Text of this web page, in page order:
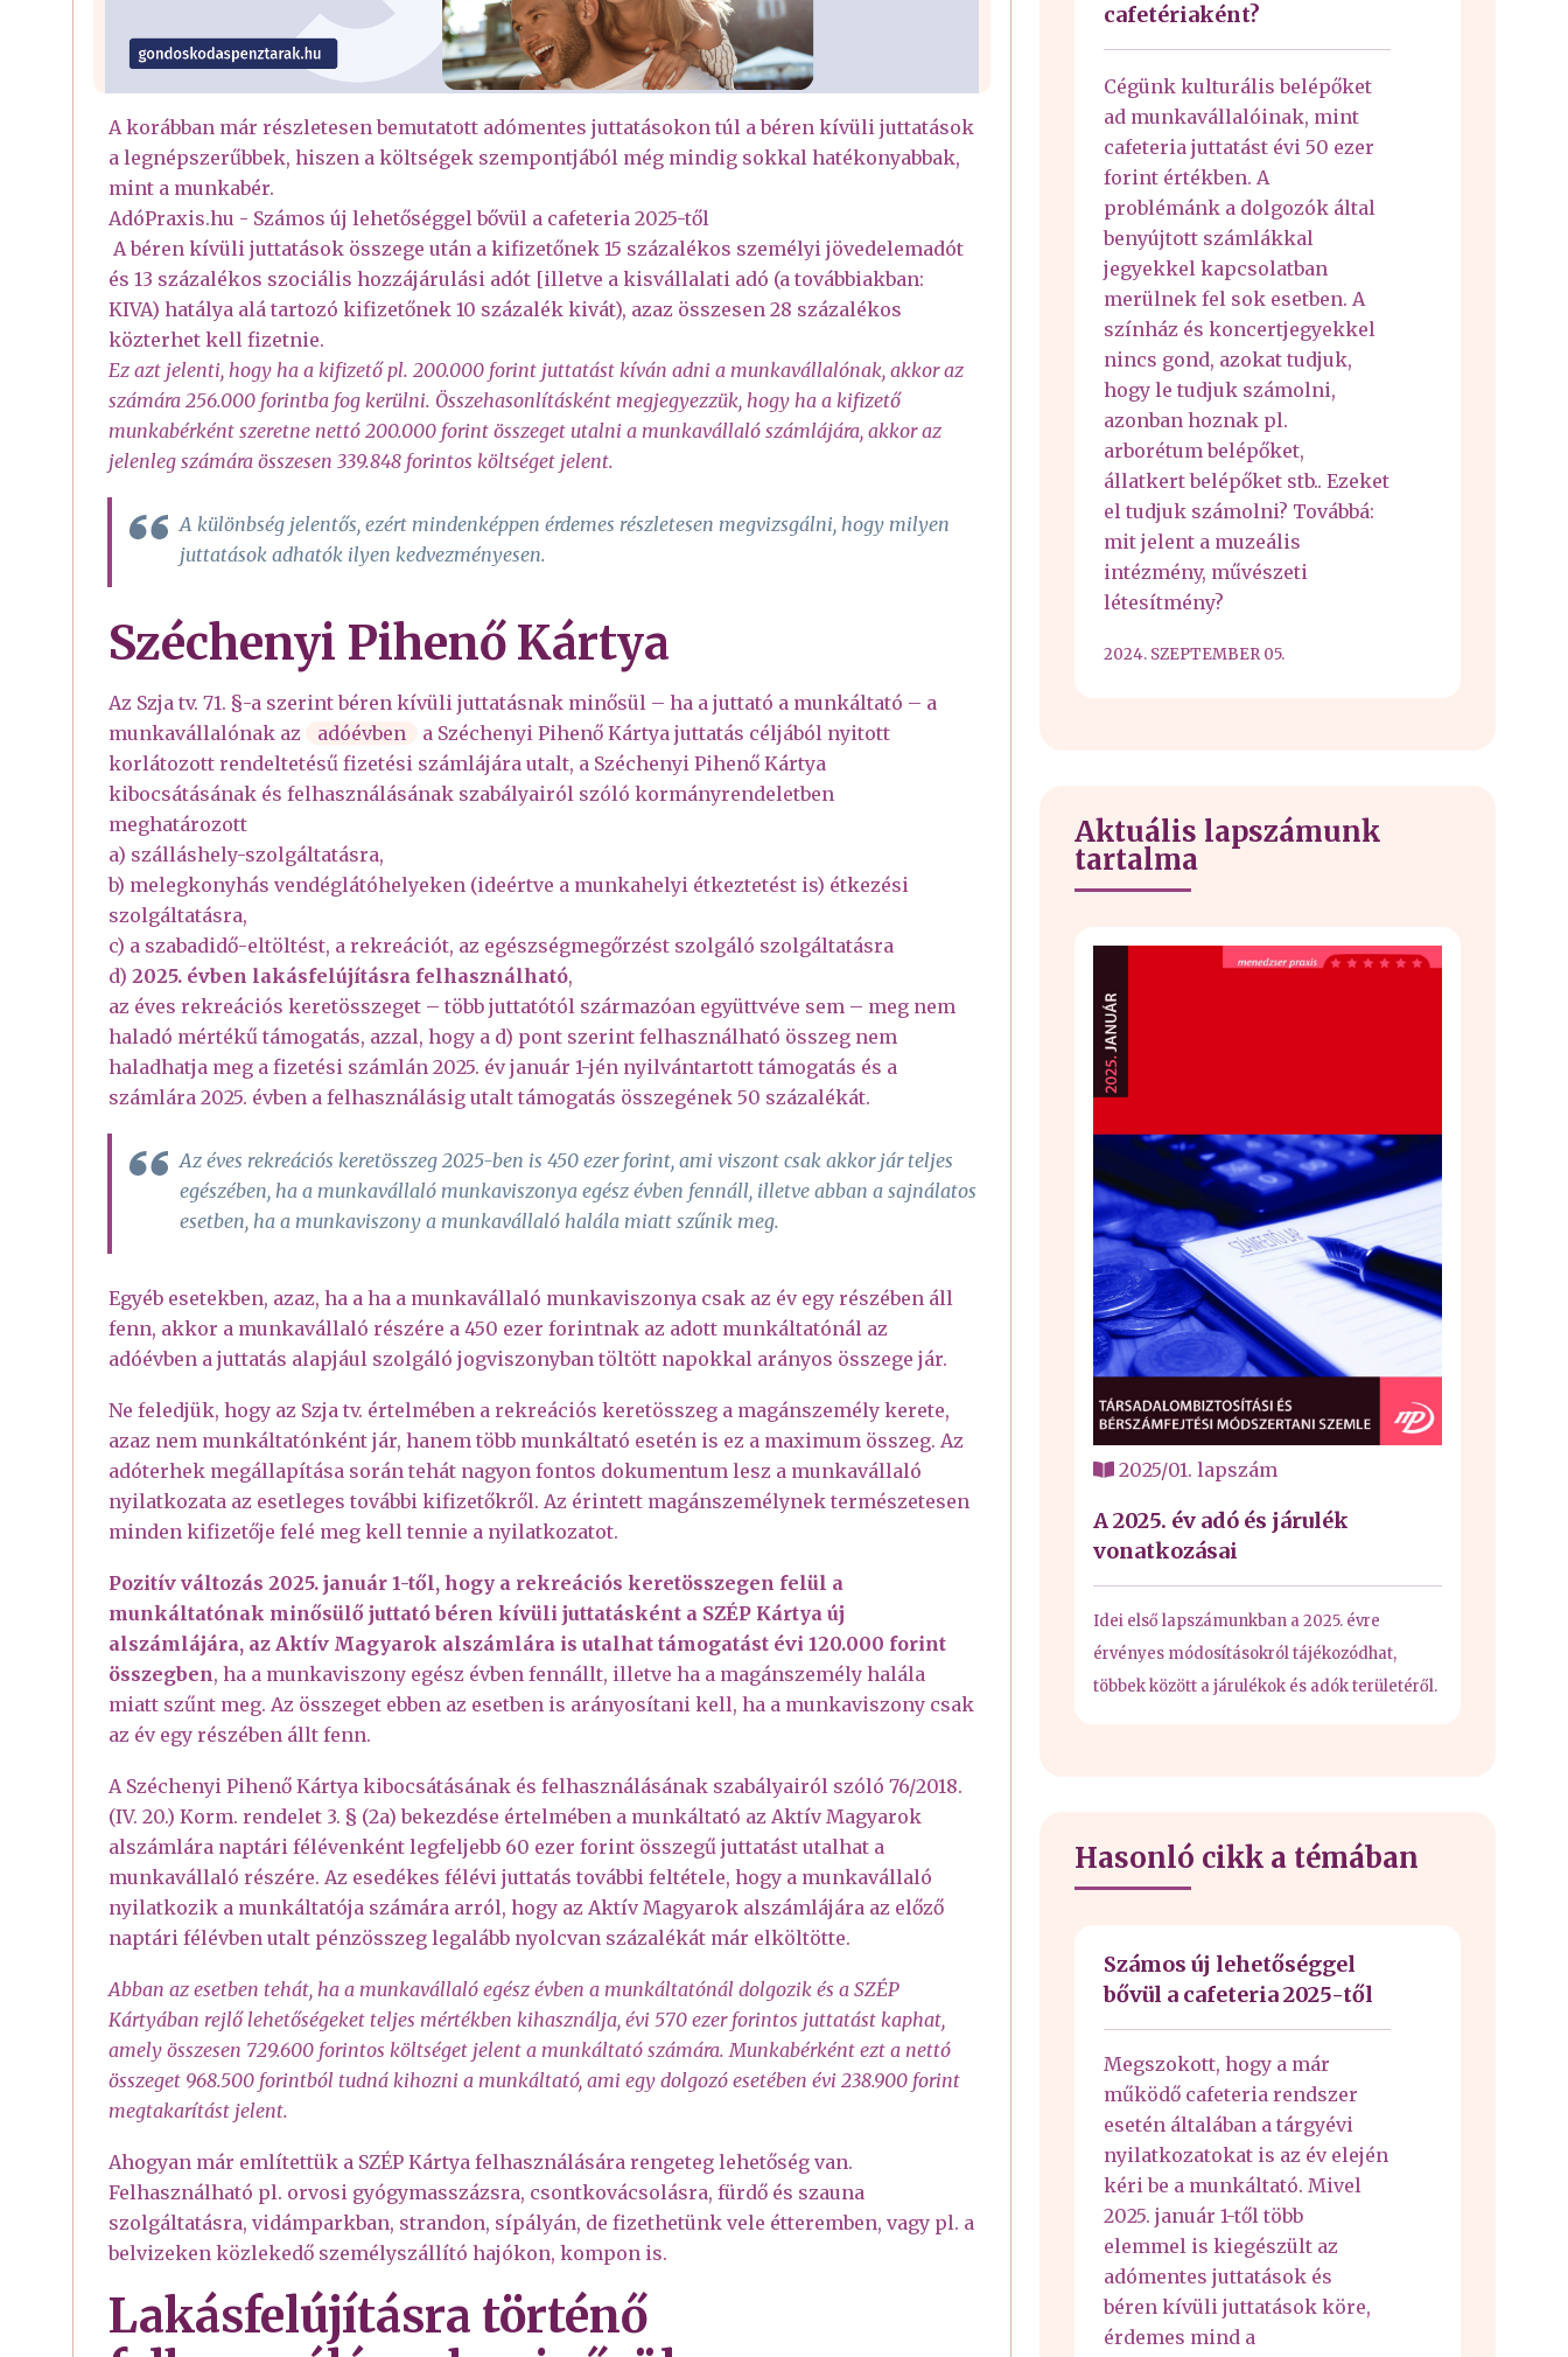
A korábban már részletesen bemutatott adómentes juttatásokon túl a béren kívüli juttatások
a legnépszerűbbek, hiszen a költségek szempontjából még mindig sokkal hatékonyabbak,
mint a munkabér.
AdóPraxis.hu - Számos új lehetőséggel bővül a cafeteria 2025-től
A béren kívüli juttatások összege után a kifizetőnek 15 százalékos személyi jövedelemadót
és 13 százalékos szociális hozzájárulási adót [illetve a kisvállalati adó (a továbbiakban:
KIVA) hatálya alá tartozó kifizetőnek 10 százalék kivát), azaz összesen 28 százalékos
közterhet kell fizetnie.
Ez azt jelenti, hogy ha a kifizető pl. 200.000 forint juttatást kíván adni a munkavállalónak, akkor az
számára 256.000 forintba fog kerülni. Összehasonlításként megjegyezzük, hogy ha a kifizető
munkabérként szeretne nettó 200.000 forint összeget utalni a munkavállaló számlájára, akkor az
jelenleg számára összesen 339.848 forintos költséget jelent.
A különbség jelentős, ezért mindenképpen érdemes részletesen megvizsgálni, hogy milyen
juttatások adhatók ilyen kedvezményesen.
Széchenyi Pihenő Kártya
Az Szja tv. 71. §-a szerint béren kívüli juttatásnak minősül – ha a juttató a munkáltató – a
munkavállalónak az
adóévben
a Széchenyi Pihenő Kártya juttatás céljából nyitott
korlátozott rendeltetésű fizetési számlájára utalt, a Széchenyi Pihenő Kártya
kibocsátásának és felhasználásának szabályairól szóló kormányrendeletben
meghatározott
a) szálláshely-szolgáltatásra,
b) melegkonyhás vendéglátóhelyeken (ideértve a munkahelyi étkeztetést is) étkezési
szolgáltatásra,
c) a szabadidő-eltöltést, a rekreációt, az egészségmegőrzést szolgáló szolgáltatásra
d) 2025. évben lakásfelújításra felhasználható,
az éves rekreációs keretösszeget – több juttatótól származóan együttvéve sem – meg nem
haladó mértékű támogatás, azzal, hogy a d) pont szerint felhasználható összeg nem
haladhatja meg a fizetési számlán 2025. év január 1-jén nyilvántartott támogatás és a
számlára 2025. évben a felhasználásig utalt támogatás összegének 50 százalékát.
Az éves rekreációs keretösszeg 2025-ben is 450 ezer forint, ami viszont csak akkor jár teljes
egészében, ha a munkavállaló munkaviszonya egész évben fennáll, illetve abban a sajnálatos
esetben, ha a munkaviszony a munkavállaló halála miatt szűnik meg.
Egyéb esetekben, azaz, ha a ha a munkavállaló munkaviszonya csak az év egy részében áll
fenn, akkor a munkavállaló részére a 450 ezer forintnak az adott munkáltatónál az
adóévben a juttatás alapjául szolgáló jogviszonyban töltött napokkal arányos összege jár.
Ne feledjük, hogy az Szja tv. értelmében a rekreációs keretösszeg a magánszemély kerete,
azaz nem munkáltatónként jár, hanem több munkáltató esetén is ez a maximum összeg. Az
adóterhek megállapítása során tehát nagyon fontos dokumentum lesz a munkavállaló
nyilatkozata az esetleges további kifizetőkről. Az érintett magánszemélynek természetesen
minden kifizetője felé meg kell tennie a nyilatkozatot.
Pozitív változás 2025. január 1-től, hogy a rekreációs keretösszegen felül a
munkáltatónak minősülő juttató béren kívüli juttatásként a SZÉP Kártya új
alszámlájára, az Aktív Magyarok alszámlára is utalhat támogatást évi 120.000 forint
összegben, ha a munkaviszony egész évben fennállt, illetve ha a magánszemély halála
miatt szűnt meg. Az összeget ebben az esetben is arányosítani kell, ha a munkaviszony csak
az év egy részében állt fenn.
A Széchenyi Pihenő Kártya kibocsátásának és felhasználásának szabályairól szóló 76/2018.
(IV. 20.) Korm. rendelet 3. § (2a) bekezdése értelmében a munkáltató az Aktív Magyarok
alszámlára naptári félévenként legfeljebb 60 ezer forint összegű juttatást utalhat a
munkavállaló részére. Az esedékes félévi juttatás további feltétele, hogy a munkavállaló
nyilatkozik a munkáltatója számára arról, hogy az Aktív Magyarok alszámlájára az előző
naptári félévben utalt pénzösszeg legalább nyolcvan százalékát már elköltötte.
Abban az esetben tehát, ha a munkavállaló egész évben a munkáltatónál dolgozik és a SZÉP
Kártyában rejlő lehetőségeket teljes mértékben kihasználja, évi 570 ezer forintos juttatást kaphat,
amely összesen 729.600 forintos költséget jelent a munkáltató számára. Munkabérként ezt a nettó
összeget 968.500 forintból tudná kihozni a munkáltató, ami egy dolgozó esetében évi 238.900 forint
megtakarítást jelent.
Ahogyan már említettük a SZÉP Kártya felhasználására rengeteg lehetőség van.
Felhasználható pl. orvosi gyógymasszázsra, csontkovácsolásra, fürdő és szauna
szolgáltatásra, vidámparkban, strandon, sípályán, de fizethetünk vele étteremben, vagy pl. a
belvizeken közlekedő személyszállító hajókon, kompon is.
Lakásfelújításra történő
cafetériaként?
Cégünk kulturális belépőket
ad munkavállalóinak, mint
cafeteria juttatást évi 50 ezer
forint értékben. A
problémánk a dolgozók által
benyújtott számlákkal
jegyekkel kapcsolatban
merülnek fel sok esetben. A
színház és koncertjegyekkel
nincs gond, azokat tudjuk,
hogy le tudjuk számolni,
azonban hoznak pl.
arborétum belépőket,
állatkert belépőket stb.. Ezeket
el tudjuk számolni? Továbbá:
mit jelent a muzeális
intézmény, művészeti
létesítmény?
2024. SZEPTEMBER 05.
Aktuális lapszámunk
tartalma
2025/01. lapszám
A 2025. év adó és járulék
vonatkozásai
Idei első lapszámunkban a 2025. évre
érvényes módosításokról tájékozódhat,
többek között a járulékok és adók területéről.
Hasonló cikk a témában
Számos új lehetőséggel
bővül a cafeteria 2025-től
Megszokott, hogy a már
működő cafeteria rendszer
esetén általában a tárgyévi
nyilatkozatokat is az év elején
kéri be a munkáltató. Mivel
2025. január 1-től több
elemmel is kiegészült az
adómentes juttatások és
béren kívüli juttatások köre,
érdemes mind a